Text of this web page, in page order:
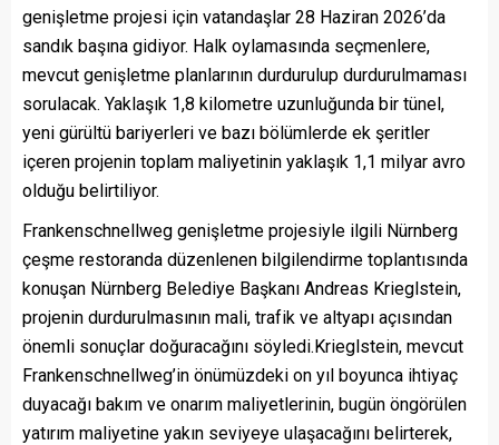
genişletme projesi için vatandaşlar 28 Haziran 2026’da
sandık başına gidiyor. Halk oylamasında seçmenlere,
mevcut genişletme planlarının durdurulup durdurulmaması
sorulacak. Yaklaşık 1,8 kilometre uzunluğunda bir tünel,
yeni gürültü bariyerleri ve bazı bölümlerde ek şeritler
içeren projenin toplam maliyetinin yaklaşık 1,1 milyar avro
olduğu belirtiliyor.
Frankenschnellweg genişletme projesiyle ilgili Nürnberg
çeşme restoranda düzenlenen bilgilendirme toplantısında
konuşan Nürnberg Belediye Başkanı Andreas Krieglstein,
projenin durdurulmasının mali, trafik ve altyapı açısından
önemli sonuçlar doğuracağını söyledi.Krieglstein, mevcut
Frankenschnellweg’in önümüzdeki on yıl boyunca ihtiyaç
duyacağı bakım ve onarım maliyetlerinin, bugün öngörülen
yatırım maliyetine yakın seviyeye ulaşacağını belirterek,